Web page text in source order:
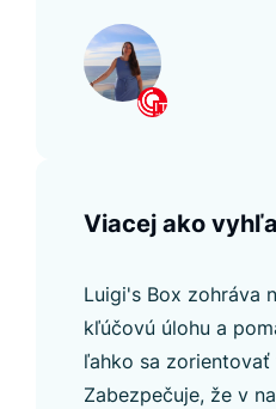
Viacej ako
Luigi's Box zohráva
kľúčovú úlohu a
ľahko sa zorientovať
Zabezpečuje, že v